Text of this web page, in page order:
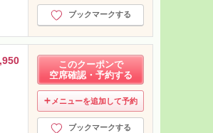
ブックマークする
このクーポンで
空席確認・予約する
メニューを追加して予約
ブックマークする